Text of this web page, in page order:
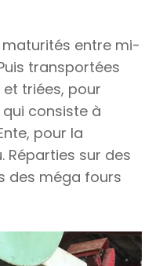
maturités entre mi-
transportées
et triées, pour
consiste à
pour la
Réparties sur des
des méga fours